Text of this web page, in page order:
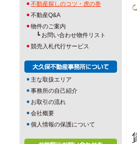
不動産探しのコツ・虎の巻
不動産Q&A
物件のご案内
┗ お問い合わせ物件リスト
競売入札代行サービス
主な取扱エリア
事務所の自己紹介
お取引の流れ
会社概要
個人情報の保護について